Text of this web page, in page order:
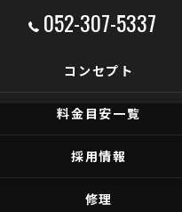
052-307-5337
コンセプト
料金目安一覧
採用情報
修理